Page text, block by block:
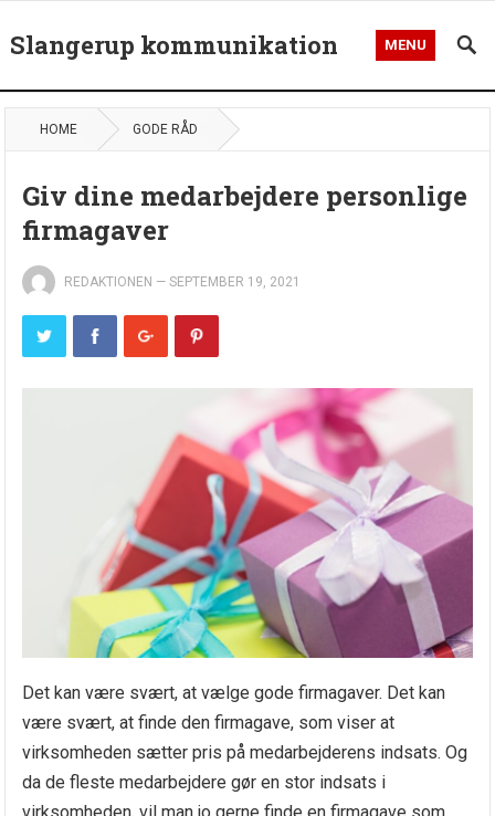
Slangerup kommunikation MENU
HOME GODE RÅD
Giv dine medarbejdere personlige
firmagaver
REDAKTIONEN —SEPTEMBER 19, 2021
Det kan være svært, at vælge gode firmagaver. Det kan
være svært, at finde den firmagave, som viser at
virksomheden sætter pris på medarbejderens indsats. Og
da de fleste medarbejdere gør en stor indsats i